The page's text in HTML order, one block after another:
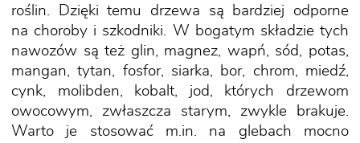
roślin. Dzięki temu drzewa są bardziej odporne
na choroby i szkodniki. W bogatym składzie tych
nawozów są też glin, magnez, wapń, sód, potas,
mangan, tytan, fosfor, siarka, bor, chrom, miedź,
cynk, molibden, kobalt, jod, których drzewom
owocowym, zwłaszcza starym, zwykle brakuje.
Warto je stosować m.in. na glebach mocno